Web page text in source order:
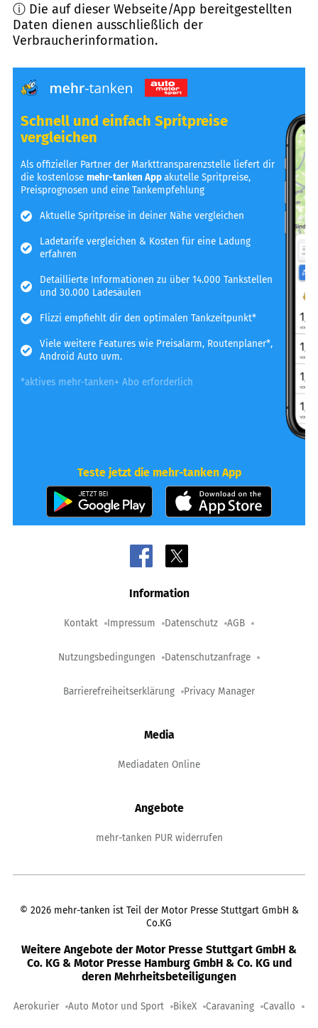
ⓘ Die auf dieser Webseite/App bereitgestellten
Daten dienen ausschließlich der
Verbraucherinformation.
Schnell und einfach Spritpreise
vergleichen
Als offizieller Partner der Markttransparenzstelle liefert dir
die kostenlosemehr-tanken Appakutelle Spritpreise,
Preisprognosen und eine Tankempfehlung
Aktuelle Spritpreise in deiner Nähe vergleichen
Ladetarife vergleichen & Kosten für eine Ladung
erfahren
Detaillierte Informationen zu über 14.000 Tankstellen
und 30.000 Ladesäulen
Flizzi empfiehlt dir den optimalen Tankzeitpunkt*
Viele weitere Features wie Preisalarm, Routenplaner*,
Android Auto uvm.
*aktives mehr-tanken+ Abo erforderlich
Teste jetzt die mehr-tanken App
Information
Kontakt Impressum Datenschutz AGB
Nutzungsbedingungen Datenschutzanfrage
Barrierefreiheitserklärung Privacy Manager
Media
Mediadaten Online
Angebote
mehr-tanken PUR widerrufen
© 2026 mehr-tanken ist Teil der Motor Presse Stuttgart GmbH &
Co.KG
Weitere Angebote der Motor Presse Stuttgart GmbH &
Co. KG & Motor Presse Hamburg GmbH & Co. KG und
deren Mehrheitsbeteiligungen
Aerokurier Auto Motor und Sport BikeX Caravaning Cavallo